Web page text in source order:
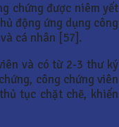
chứng được niêm yết
động ứng dụng công
cá nhân [57].
và có từ 2-3 thư ký
công chứng viên
tục chặt chẽ, khiến